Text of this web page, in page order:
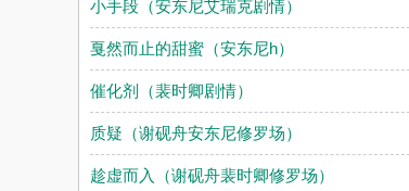
小手段（安东尼艾瑞克剧情）
戛然而止的甜蜜（安东尼h）
催化剂（裴时卿剧情）
质疑（谢砚舟安东尼修罗场）
趁虚而入（谢砚舟裴时卿修罗场）